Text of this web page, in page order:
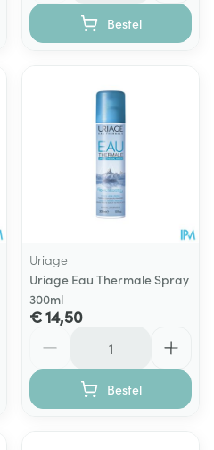
Bestel
Uriage
Uriage Eau Thermale Spray
300ml
€ 14,50
Bestel